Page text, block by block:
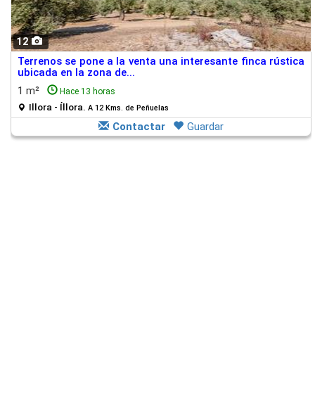
12
Terrenos se pone a la venta una interesante finca rústica
ubicada en la zona de...
1 m²
Hace 13 horas
Illora - Íllora. A 12 Kms. de Peñuelas
Contactar Guardar